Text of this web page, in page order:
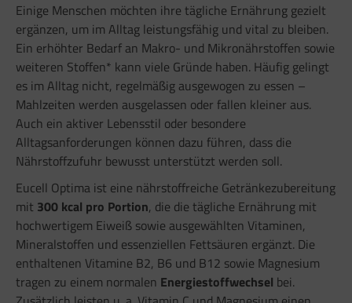
Einige Menschen möchten ihre tägliche Ernährung gezielt
ergänzen, um im Alltag leistungsfähig und vital zu bleiben.
Ein erhöhter Bedarf an Makro- und Mikronährstoffen sowie
weiteren Stoffen* kann viele Gründe haben. Häufig gelingt
es im Alltag nicht, regelmäßig ausgewogen zu essen –
Mahlzeiten werden ausgelassen oder fallen kleiner aus.
Auch ein aktiver Lebensstil oder besondere
Alltagsanforderungen können dazu führen, dass die
Nährstoffzufuhr bewusst unterstützt werden soll.
Eucell Optima ist eine nährstoffreiche Getränkezubereitung
mit 300 kcal pro Portion, die die tägliche Ernährung mit
hochwertigem Eiweiß sowie ausgewählten Vitaminen,
Mineralstoffen und essenziellen Fettsäuren ergänzt. Die
enthaltenen Vitamine B2, B6 und B12 sowie Magnesium
tragen zu einem normalen Energiestoffwechsel bei.